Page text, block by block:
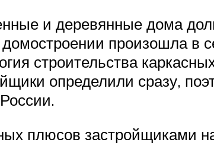
и деревянные дома
произошла в
строительства
определили сразу,
плюсов застройщиками